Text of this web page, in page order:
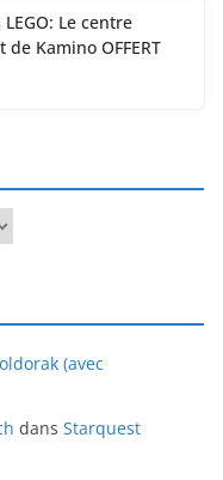
Le centre
Kamino OFFERT
(avec
dans Starquest